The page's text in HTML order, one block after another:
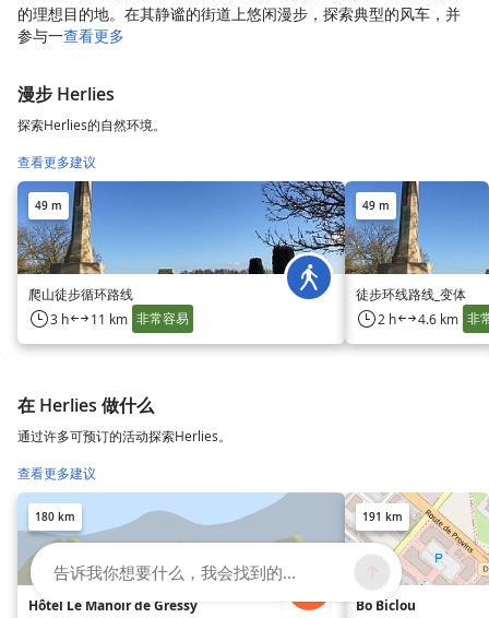
的理想目的地。在其静谧的街道上悠闲漫步，探索典型的风车，并
参与一查看更多
漫步 Herlies
探索Herlies的自然环境。
查看更多建议
49 m
爬山徒步循环路线
3 h 11 km 非常容易
49 m
徒步环线路线_变体
2 h 4.6 km 非
在 Herlies 做什么
通过许多可预订的活动探索Herlies。
查看更多建议
180 km
Hôtel Le Manoir de Gressy
191 km
Bo Biclou
告诉我你想要什么，我会找到的...